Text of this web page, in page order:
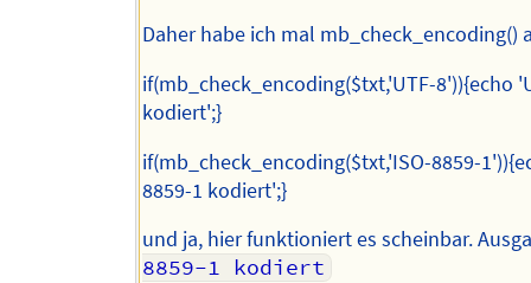
Daher habe ich mal mb_check_encoding()
if(mb_check_encoding($txt,'UTF-8')){echo
kodiert';}
if(mb_check_encoding($txt,'ISO-8859-
8859-1 kodiert';}
und ja, hier funktioniert es scheinbar.
8859-1 kodiert